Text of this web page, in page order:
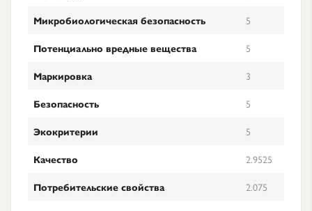
Микробиологическая безопасность
5
Потенциально вредные вещества
5
Маркировка
3
Безопасность
5
Экокритерии
5
Качество
2.9525
Потребительские свойства
2.075